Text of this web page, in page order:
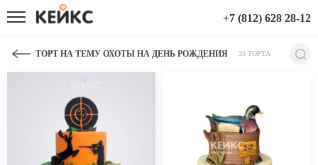
+7 (812) 628 28-12
ТОРТ НА ТЕМУ ОХОТЫ НА ДЕНЬ РОЖДЕНИЯ 33 ТОРТА